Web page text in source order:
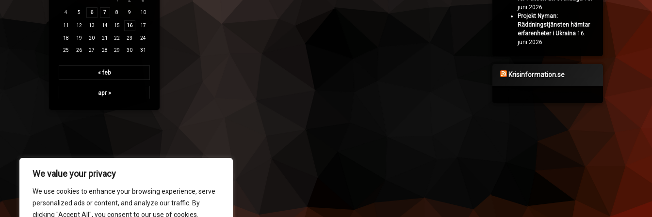
We value your privacy
We use cookies to enhance your browsing experience, serve
personalized ads or content, and analyze our traffic. By
clicking "Accept All", you consent to our use of cookies.
4 5 6 7 8 9 10
11 12 13 14 15 16 17
18 19 20 21 22 23 24
25 26 27 28 29 30 31
« feb
apr »
juni 2026
Projekt Nyman:
Räddningstjänsten hämtar
erfarenheter i Ukraina 16.
juni 2026
Krisinformation.se